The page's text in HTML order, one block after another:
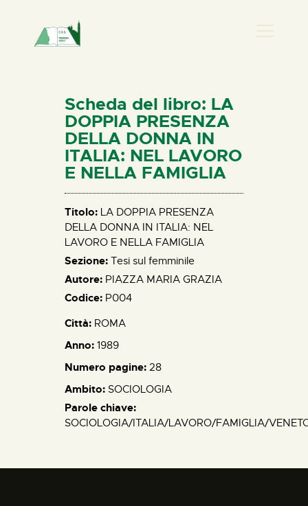
HOME
CHI SIAMO
NEWS
PERCORSI
BIBLIOTECA
ELISA SALERNO
CONTATTI
Scheda del libro: LA
DOPPIA PRESENZA
DELLA DONNA IN
ITALIA: NEL LAVORO
E NELLA FAMIGLIA
Titolo: LA DOPPIA PRESENZA
DELLA DONNA IN ITALIA: NEL
LAVORO E NELLA FAMIGLIA
Sezione: Tesi sul femminile
Autore: PIAZZA MARIA GRAZIA
Codice: P004
Città: ROMA
Anno: 1989
Numero pagine: 28
Ambito: SOCIOLOGIA
Parole chiave:
SOCIOLOGIA/ITALIA/LAVORO/FAMIGLIA/